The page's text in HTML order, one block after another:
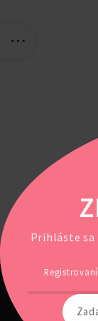
Prihláste sa